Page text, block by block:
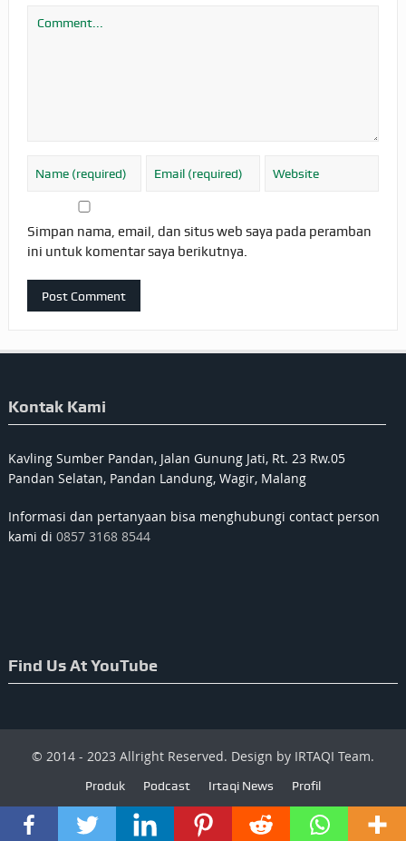
Simpan nama, email, dan situs web saya pada peramban
ini untuk komentar saya berikutnya.
Kontak Kami
Kavling Sumber Pandan, Jalan Gunung Jati, Rt. 23 Rw.05
Pandan Selatan, Pandan Landung, Wagir, Malang
Informasi dan pertanyaan bisa menghubungi contact person
kami di 0857 3168 8544
Find Us At YouTube
© 2014 - 2023 Allright Reserved. Design by IRTAQI Team.
Produk Podcast Irtaqi News Profil